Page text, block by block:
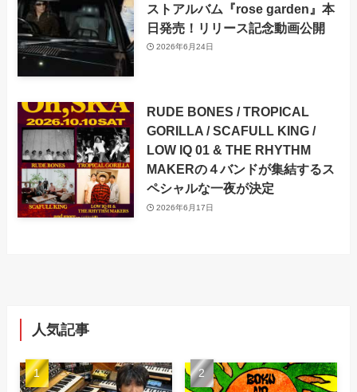
ストアルバム『rose garden』本
日発売！リリース記念動画公開
2026年6月24日
RUDE BONES / TROPICAL
GORILLA / SCAFULL KING /
LOW IQ 01 & THE RHYTHM
MAKERの４バンドが集結するス
ペシャルな一夜が決定
2026年6月17日
人気記事